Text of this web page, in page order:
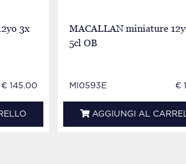
3x
€ 145.00
MACALLAN miniature
5cl OB
MI0593E €
AGGIUNGI AL